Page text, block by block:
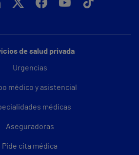
de salud privada
Urgencias
médico y asistencial
médicas
Aseguradoras
Pide cita médica